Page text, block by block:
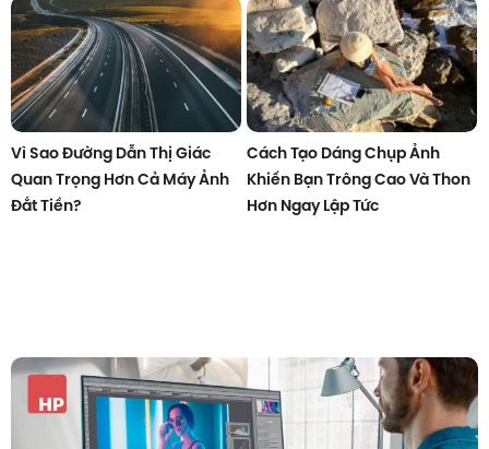
Vì Sao Đường Dẫn Thị Giác
Quan Trọng Hơn Cả Máy Ảnh
Đắt Tiền?
Cách Tạo Dáng Chụp Ảnh
Khiến Bạn Trông Cao Và Thon
Hơn Ngay Lập Tức